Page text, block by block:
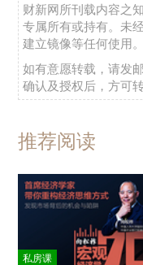
财新网所刊载内容之
专属所有或持有。未
建立镜像等任何使用。
如有意愿转载，请发
确认及授权后，方可转
推荐阅读
私房课